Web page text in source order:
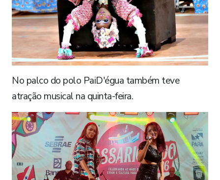
No palco do polo PaiD'égua também teve
atração musical na quinta-feira.